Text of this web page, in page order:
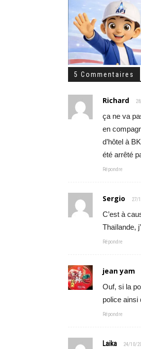
5 Commentaires
Richard
ça ne va
en
d’hôtel à
été arrêté
Répondre
Sergio 27/
C’est à
Thaïlande,
Répondre
jean yam
Ouf, si la
police ainsi
Répondre
Laika 24/10/